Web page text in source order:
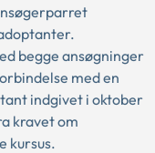
begge ansøgninger
med en
indgivet i oktober
kravet om
kursus.